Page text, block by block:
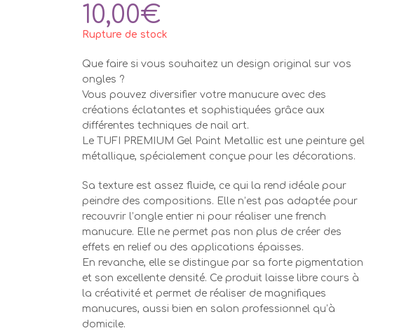
10,00€
Rupture de stock
Que faire si vous souhaitez un design original sur vos
ongles ?
Vous pouvez diversifier votre manucure avec des
créations éclatantes et sophistiquées grâce aux
différentes techniques de nail art.
Le TUFI PREMIUM Gel Paint Metallic est une peinture gel
métallique, spécialement conçue pour les décorations.
Sa texture est assez fluide, ce qui la rend idéale pour
peindre des compositions. Elle n’est pas adaptée pour
recouvrir l’ongle entier ni pour réaliser une french
manucure. Elle ne permet pas non plus de créer des
effets en relief ou des applications épaisses.
En revanche, elle se distingue par sa forte pigmentation
et son excellente densité. Ce produit laisse libre cours à
la créativité et permet de réaliser de magnifiques
manucures, aussi bien en salon professionnel qu’à
domicile.